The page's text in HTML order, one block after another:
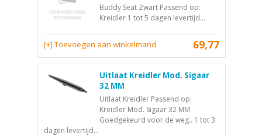
Buddy Seat Zwart Passend op:
Kreidler 1 tot 5 dagen levertijd...
69,77
[+] Toevoegen aan winkelmand
Uitlaat Kreidler Mod. Sigaar
32 MM
Uitlaat Kreidler Passend op:
Kreidler Mod. Sigaar 32 MM
Goedgekeurd voor de weg.. 1 tot 3
dagen levertijd...